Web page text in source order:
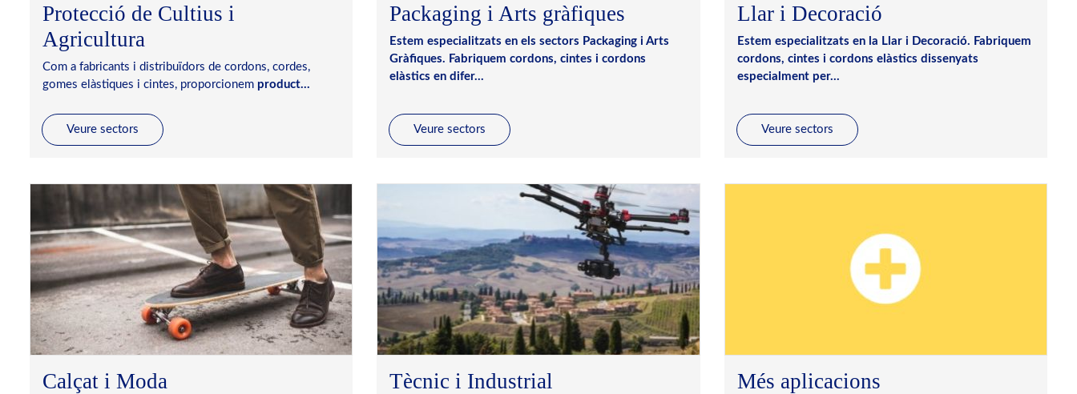
Protecció de Cultius i
Agricultura
Com a fabricants i distribuïdors de cordons, cordes,
gomes elàstiques i cintes, proporcionem product...
Veure sectors
Packaging i Arts gràfiques
Estem especialitzats en els sectors Packaging i Arts
Gràfiques. Fabriquem cordons, cintes i cordons
elàstics en difer...
Veure sectors
Llar i Decoració
Estem especialitzats en la Llar i Decoració. Fabriquem
cordons, cintes i cordons elàstics dissenyats
especialment per...
Veure sectors
Calçat i Moda Tècnic i Industrial Més aplicacions